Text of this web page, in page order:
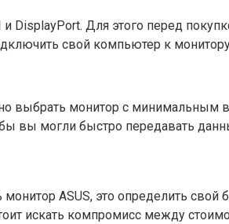
DisplayPort. Для этого перед
свой компьютер к
выбрать монитор с минимальным
вы могли быстро передавать
ASUS, это определить
искать компромисс между